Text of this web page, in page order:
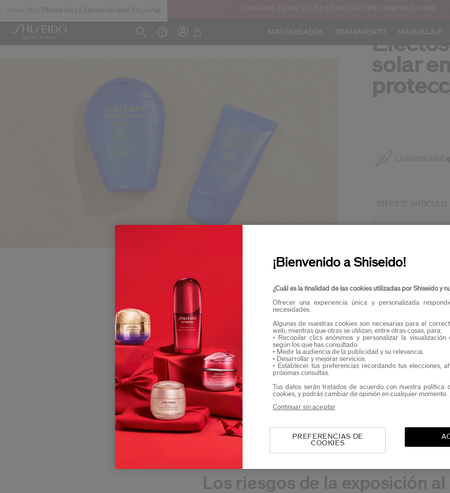
MAS DESEADOS TRATAMIENTO MAQUILLAJE
Confirmo que
Podrás acceder en exclusiva a nuevos
solar
La Voz de los
EN ESTE ARTÍCULO
Descubre el
consejos
Comprender la
sol: Protege tu piel de
rayos nocivos
Aunque apreciemos el sol por su efecto bronceador, sus cualidades
levantar el ánimo y
su beneficioso papel en la producción de
sobreexposición a los rayos ultravioleta (UV) del sol provoca
envejecimiento prematuro y problemas de salud.
consejos de expertos para disfrutar del sol de forma más segura, ya
paseando por la ciudad o bañándote en la playa.
Los riesgos de la exposición al
¡Bienvenido a Shiseido!
¿Cuál es la finalidad de las cookies utilizadas por Shiseido y
Ofrecer una experiencia única y personalizada
necesidades.
Algunas de nuestras cookies son necesarias para el
web, mientras que otras se utilizan, entre otras cosas, para:
• Recopilar clics anónimos y personalizar la visualización
según los que has consultado.
• Medir la audiencia de la publicidad y su relevancia.
• Desarrollar y mejorar servicios.
• Establecer tus preferencias recordando tus elecciones,
próximas consultas.
Tus datos serán tratados de acuerdo con nuestra política
cookies, y podrás cambiar de opinión en cualquier momento.
PREFERENCIAS DE
COOKIES
Continuar sin aceptar